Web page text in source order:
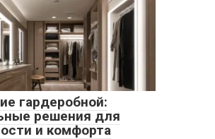
гардеробной:
решения для
и комфорта